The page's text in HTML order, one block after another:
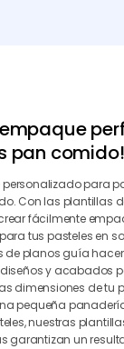
empaque
pan comido!
para
Con las plantillas
fácilmente
tus pasteles en
de planos guía
y acabados
dimensiones de tu
pequeña
nuestras
garantizan un